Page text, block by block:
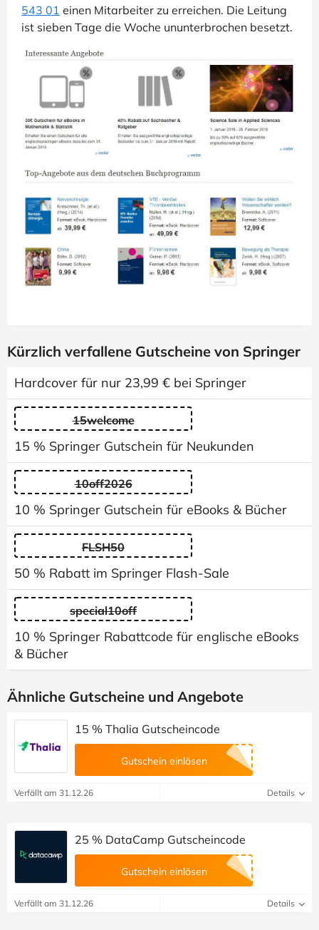
543 01 einen Mitarbeiter zu erreichen. Die Leitung
ist sieben Tage die Woche ununterbrochen besetzt.
Kürzlich verfallene Gutscheine von Springer
Hardcover für nur 23,99 € bei Springer
15welcome
15 % Springer Gutschein für Neukunden
10off2026
10 % Springer Gutschein für eBooks & Bücher
FLSH50
50 % Rabatt im Springer Flash-Sale
special10off
10 % Springer Rabattcode für englische eBooks
& Bücher
Ähnliche Gutscheine und Angebote
15 % Thalia Gutscheincode
Gutschein einlösen
Verfällt am 31.12.26 Details
25 % DataCamp Gutscheincode
Gutschein einlösen
Verfällt am 31.12.26 Details